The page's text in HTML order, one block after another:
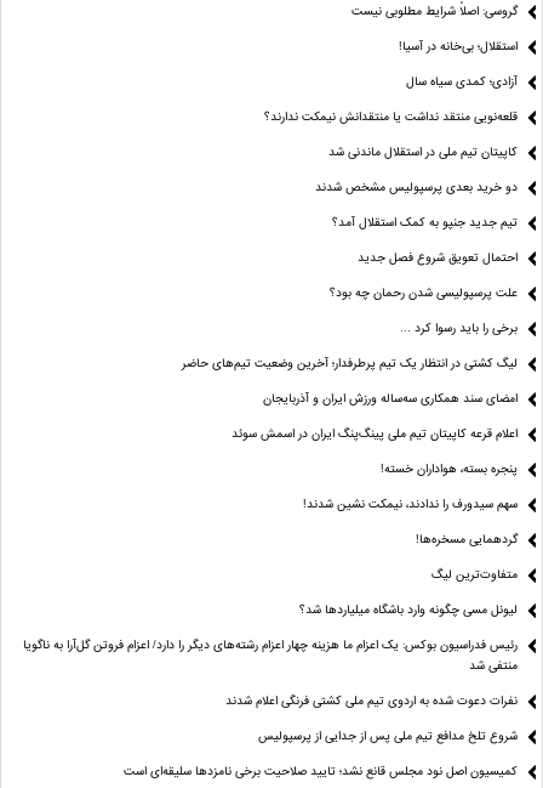
گروسی: اصلاً شرایط مطلوبی نیست
استقلال؛ بی‌خانه در آسیا!
آزادی؛ کمدی سیاه سال
قلعه‌نویی منتقد نداشت یا منتقدانش نیمکت ندارند؟
کاپیتان تیم ملی در استقلال ماندنی شد
دو خرید بعدی پرسپولیس مشخص شدند
تیم جدید جنپو به کمک استقلال آمد؟
احتمال تعویق شروع فصل جدید
علت پرسپولیسی شدن رحمان چه بود؟
برخی را باید رسوا کرد …
لیگ کشتی در انتظار یک تیم پرطرفدار؛ آخرین وضعیت تیم‌های حاضر
امضای سند همکاری سه‌ساله ورزش ایران و آذربایجان
اعلام قرعه کاپیتان تیم ملی پینگ‌پنگ ایران در اسمش سوئد
پنجره بسته، هواداران خسته!
سهم سیدورف را ندادند، نیمکت نشین شدند!
گردهمایی مسخره‌ها!
متفاوت‌ترین لیگ
لیونل مسی چگونه وارد باشگاه میلیاردها شد؟
رئیس فدراسیون بوکس: یک اعزام ما هزینه چهار اعزام رشته‌های دیگر را دارد/ اعزام فروتن گل‌آرا به ناگویا
منتفی شد
نفرات دعوت شده به اردوی تیم ملی کشتی فرنگی اعلام شدند
شروع تلخ مدافع تیم ملی پس از جدایی از پرسپولیس
کمیسیون اصل نود مجلس قانع نشد؛ تایید صلاحیت برخی نامزدها سلیقه‌ای است